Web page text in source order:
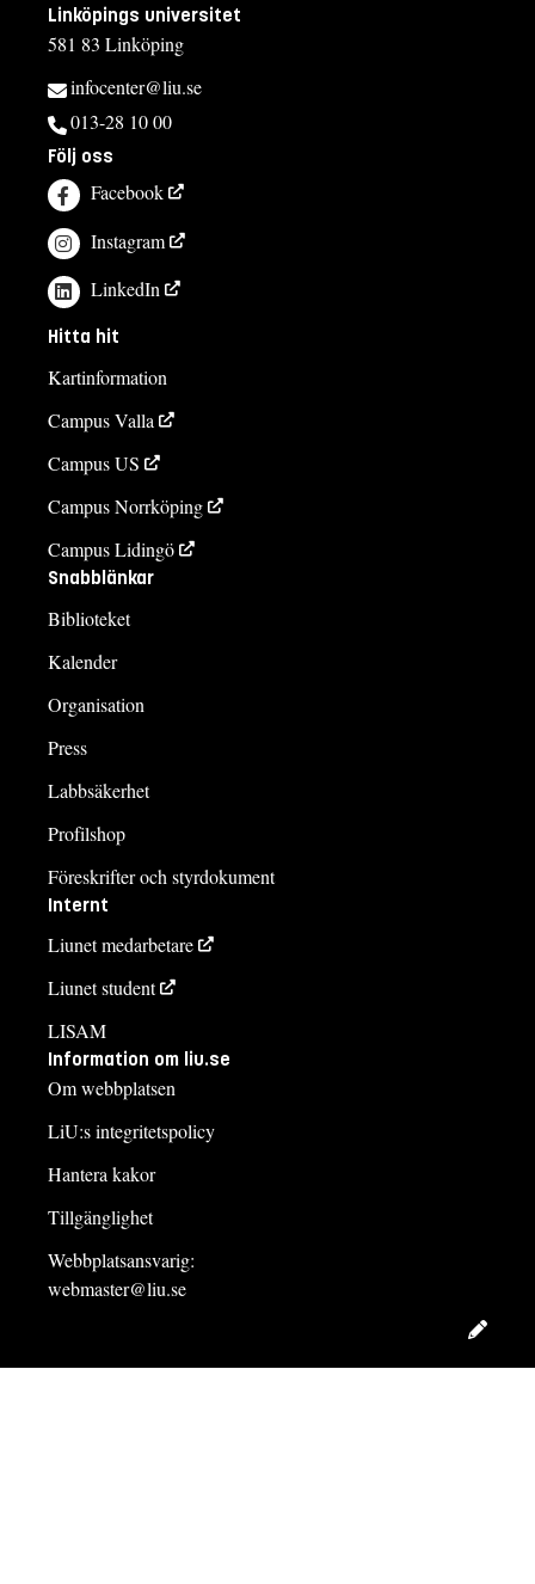
Linköpings universitet
581 83 Linköping
infocenter@liu.se
013-28 10 00
Följ oss
Facebook
Instagram
LinkedIn
Hitta hit
Kartinformation
Campus Valla
Campus US
Campus Norrköping
Campus Lidingö
Snabblänkar
Biblioteket
Kalender
Organisation
Press
Labbsäkerhet
Profilshop
Föreskrifter och styrdokument
Internt
Liunet medarbetare
Liunet student
LISAM
Information om liu.se
Om webbplatsen
LiU:s integritetspolicy
Hantera kakor
Tillgänglighet
Webbplatsansvarig:
webmaster@liu.se